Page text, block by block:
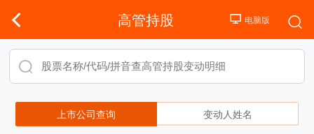
高管持股
上市公司查询 变动人姓名